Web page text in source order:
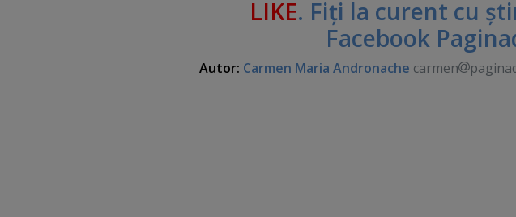
LIKE. Fiţi la curent cu
Facebook
Autor: Carmen Maria Andronache carmen